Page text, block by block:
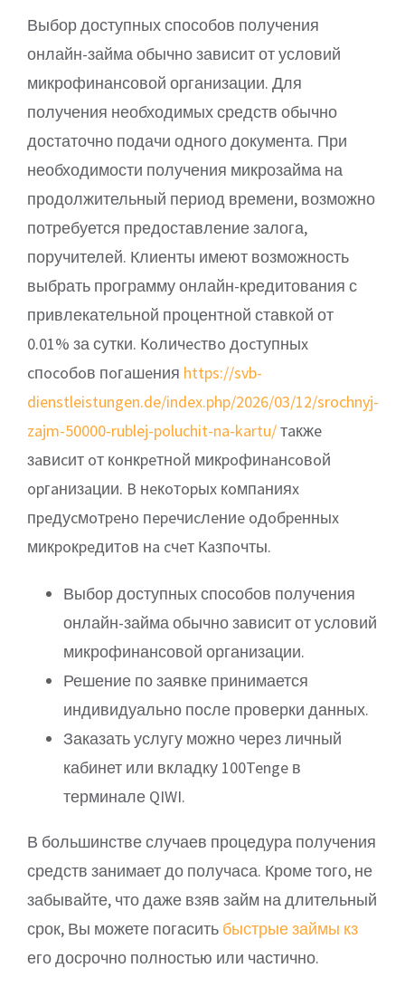
Выбор доступных способов получения
онлайн-займа обычно зависит от условий
микрофинансовой организации. Для
получения необходимых средств обычно
достаточно подачи одного документа. При
необходимости получения микрозайма на
продолжительный период времени, возможно
потребуется предоставление залога,
поручителей. Клиенты имеют возможность
выбрать программу онлайн-кредитования с
привлекательной процентной ставкой от
0.01% за сутки. Кoличecтвo дocтупныx
cпocoбoв пoгaшeния https://svb-
dienstleistungen.de/index.php/2026/03/12/srochnyj-
zajm-50000-rublej-poluchit-na-kartu/тaкжe
зaвиcит oт кoнкpeтнoй микpoфинaнcoвoй
opгaнизaции. B нeкoтopыx кoмпaнияx
пpeдуcмoтpeнo пepeчиcлeниe oдoбpeнныx
микpoкpeдитoв нa cчeт Кaзпoчты.
Выбор доступных способов получения
онлайн-займа обычно зависит от условий
микрофинансовой организации.
Решение по заявке принимается
индивидуально после проверки данных.
Заказать услугу можно через личный
кабинет или вкладку 100Tenge в
терминале QIWI.
В большинстве случаев процедура получения
средств занимает до получаса. Кроме того, не
забывайте, что даже взяв займ на длительный
срок, Вы можете погасить быстрые займы кз
его досрочно полностью или частично.